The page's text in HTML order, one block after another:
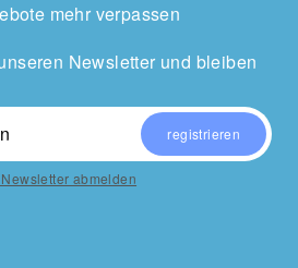
mehr verpassen
Newsletter und bleiben
registrieren
abmelden